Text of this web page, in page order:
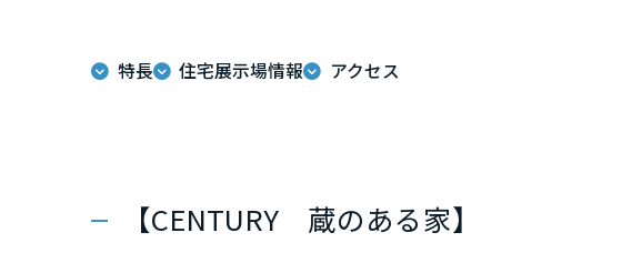
特長 住宅展示場情報 アクセス
【CENTURY 蔵のある家】
神奈川県